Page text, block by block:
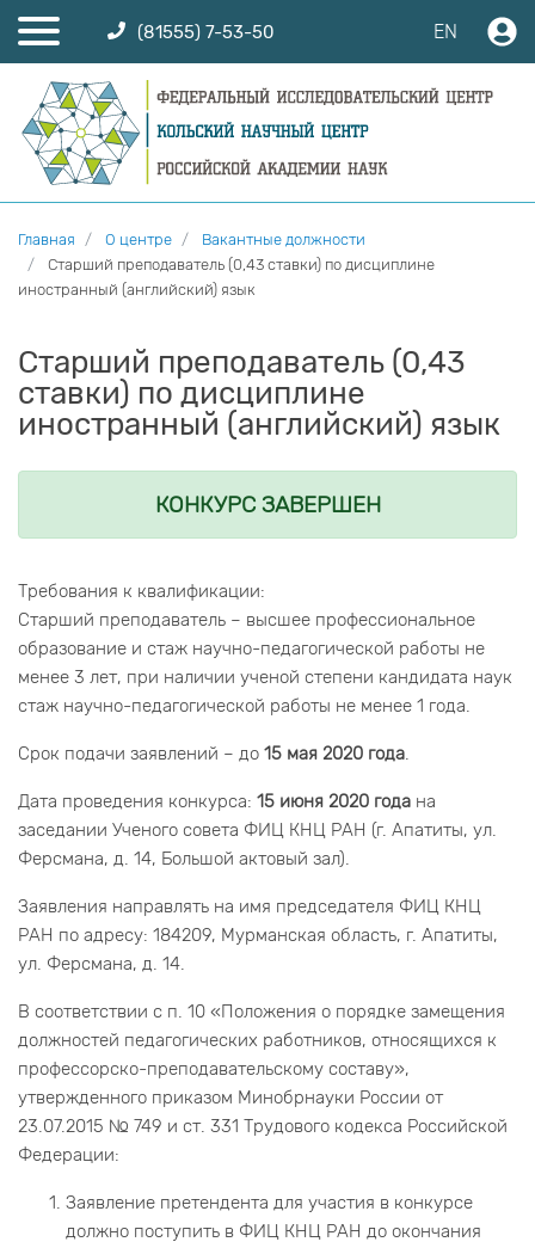
(81555) 7-53-50 EN
Главная О центре
Вакантные должности
Старший преподаватель (0,43 ставки) по дисциплине
иностранный (английский) язык
Старший преподаватель (0,43
ставки) по дисциплине
иностранный (английский) язык
КОНКУРС ЗАВЕРШЕН
Требования к квалификации:
Старший преподаватель – высшее профессиональное
образование и стаж научно-педагогической работы не
менее 3 лет, при наличии ученой степени кандидата наук
стаж научно-педагогической работы не менее 1 года.
Срок подачи заявлений – до 15 мая 2020 года.
Дата проведения конкурса: 15 июня 2020 года на
заседании Ученого совета ФИЦ КНЦ РАН (г. Апатиты, ул.
Ферсмана, д. 14, Большой актовый зал).
Заявления направлять на имя председателя ФИЦ КНЦ
РАН по адресу: 184209, Мурманская область, г. Апатиты,
ул. Ферсмана, д. 14.
В соответствии с п. 10 «Положения о порядке замещения
должностей педагогических работников, относящихся к
профессорско-преподавательскому составу»,
утвержденного приказом Минобрнауки России от
23.07.2015 № 749 и ст. 331 Трудового кодекса Российской
Федерации:
Заявление претендента для участия в конкурсе
должно поступить в ФИЦ КНЦ РАН до окончания